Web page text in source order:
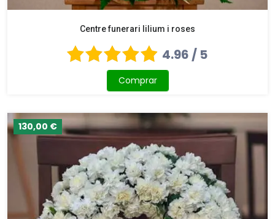
Centre funerari lilium i roses
4.96 / 5
Comprar
130,00 €